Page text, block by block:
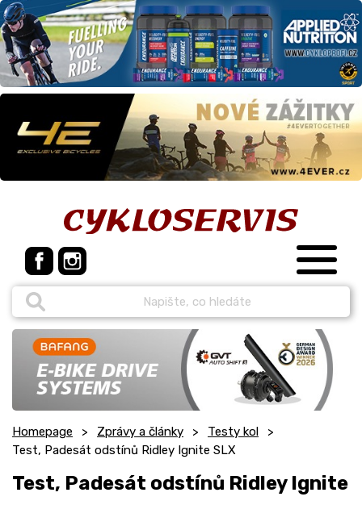
Homepage Zprávy a články
Testy kol
Test, Padesát odstínů Ridley Ignite SLX
Test, Padesát odstínů Ridley Ignite